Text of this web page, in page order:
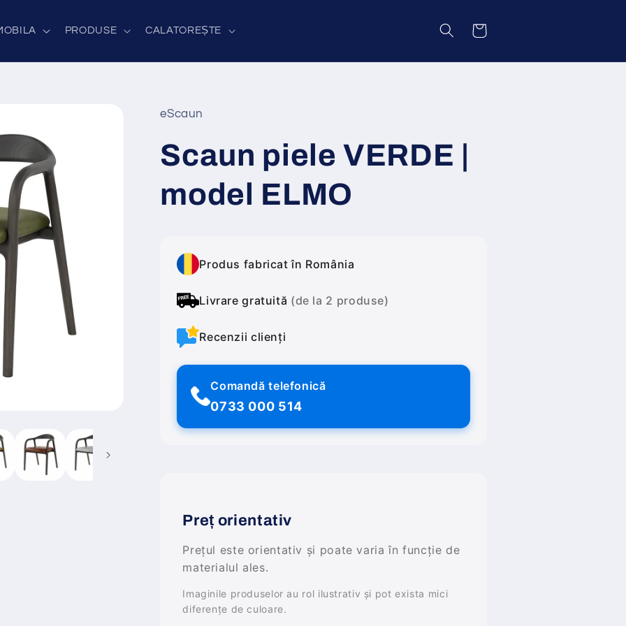
PRODUSE CALATOREȘTE Coș
eScaun
Scaun piele VERDE |
model ELMO
Produs fabricat în România
Livrare gratuită (de la 2 produse)
Recenzii clienți
Comandă telefonică
0733 000 514
Preț orientativ
Prețul este orientativ și poate varia în funcție de
materialul ales.
Imaginile produselor au rol ilustrativ și pot exista mici
diferențe de culoare.